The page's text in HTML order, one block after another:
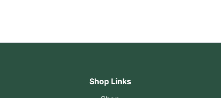
Shop Links